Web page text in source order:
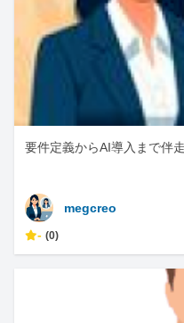
要件定義からAI導入まで伴
megcreo
- (0)